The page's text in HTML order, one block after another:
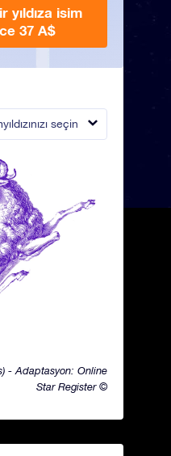
seçin
- Adaptasyon: Online
Star Register ©
yıldıza isim
37 A$